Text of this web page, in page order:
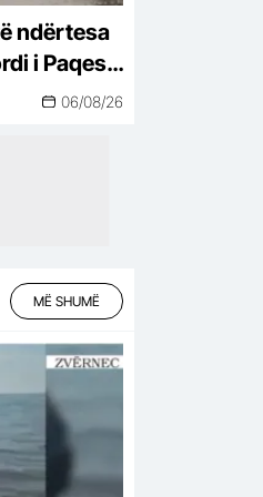
ndërtesa
i Paqes i
06/08/26
MË SHUMË